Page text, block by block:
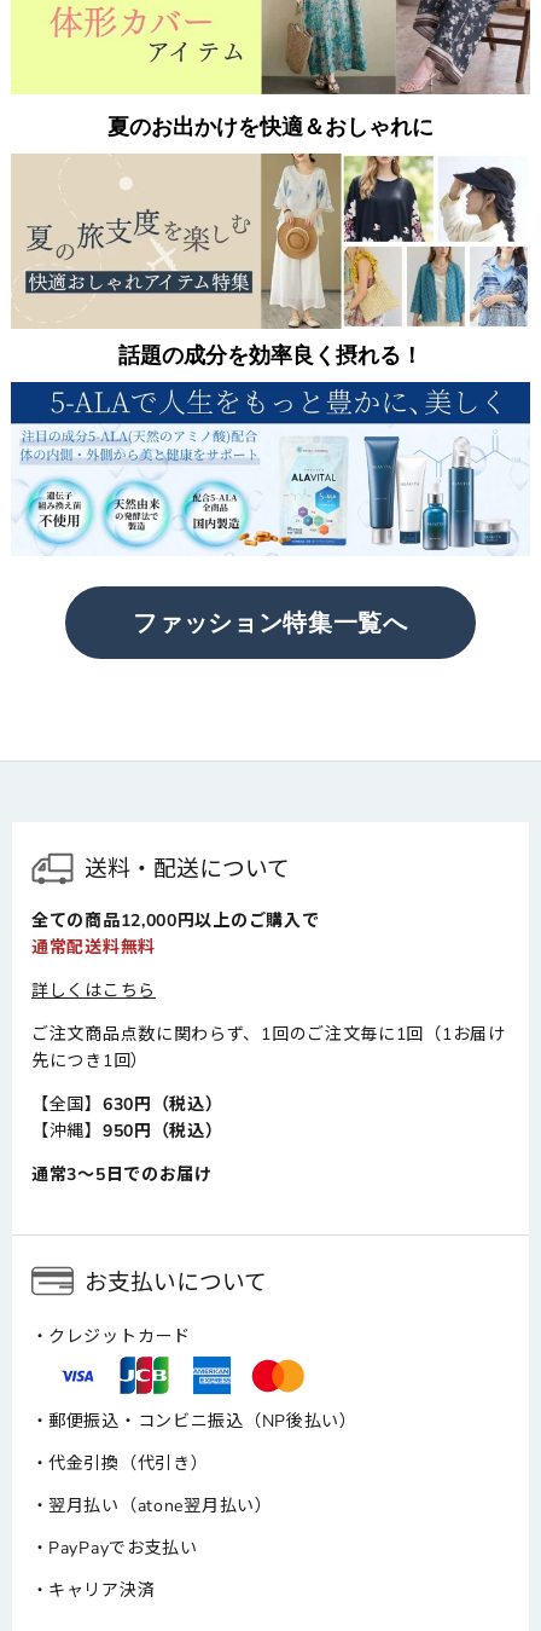
夏のお出かけを快適＆おしゃれに
話題の成分を効率良く摂れる！
ファッション特集一覧へ
送料・配送について
全ての商品12,000円以上のご購入で
通常配送料無料
詳しくはこちら
ご注文商品点数に関わらず、1回のご注文毎に1回（1お届け
先につき1回）
【全国】 630円（税込）
【沖縄】 950円（税込）
通常3～5日でのお届け
お支払いについて
クレジットカード
郵便振込・コンビニ振込（NP後払い）
代金引換（代引き）
翌月払い（atone翌月払い）
PayPayでお支払い
キャリア決済